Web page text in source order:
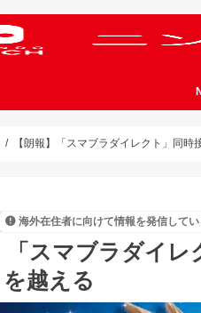
【朗報】「スマブラダイレクト」同
海外在住者に向けて情報を発信して
「スマブラダイ
越える